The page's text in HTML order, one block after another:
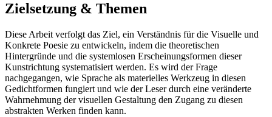
Zielsetzung & Themen
Diese Arbeit verfolgt das Ziel, ein Verständnis für die Visuelle und
Konkrete Poesie zu entwickeln, indem die theoretischen
Hintergründe und die systemlosen Erscheinungsformen dieser
Kunstrichtung systematisiert werden. Es wird der Frage
nachgegangen, wie Sprache als materielles Werkzeug in diesen
Gedichtformen fungiert und wie der Leser durch eine veränderte
Wahrnehmung der visuellen Gestaltung den Zugang zu diesen
abstrakten Werken finden kann.